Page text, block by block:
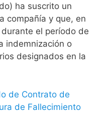
ha suscrito un
compañía y que, en
el período de
indemnización o
designados en la
de Contrato de
de Fallecimiento